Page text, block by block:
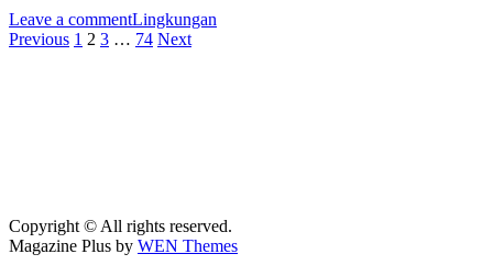
Leave a commentLingkungan
Posts
Previous 1 2 3 … 74 Next
Copyright © All rights reserved.
Magazine Plus by WEN Themes